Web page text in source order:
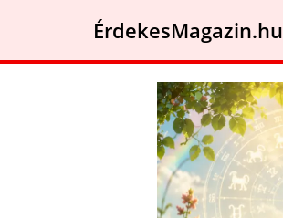
ÉrdekesMagazin.hu